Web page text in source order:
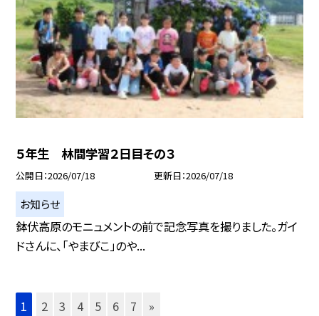
５年生 林間学習２日目その３
公開日 2026/07/18 更新日 2026/07/18
お知らせ
鉢伏高原のモニュメントの前で記念写真を撮りました。ガイ
ドさんに、「やまびこ」のや...
1 2 3 4 5 6 7 »